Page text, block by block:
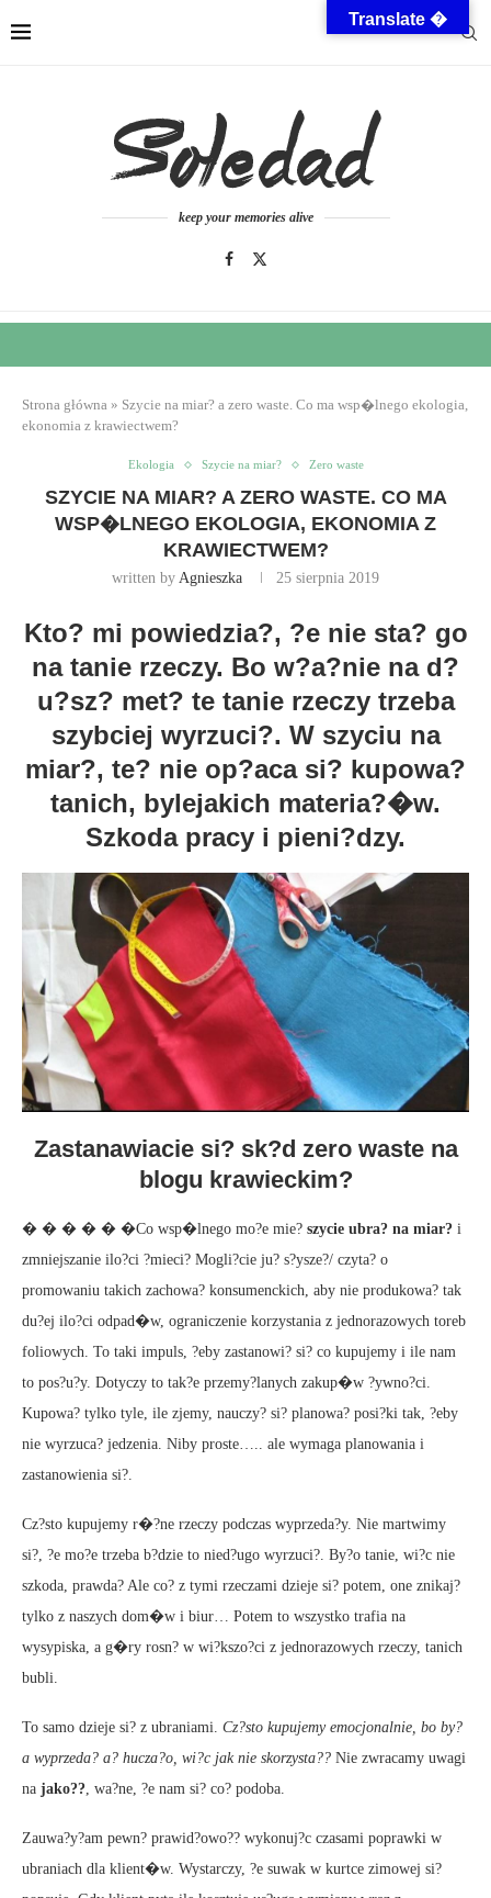
keep your memories alive
Strona główna » Szycie na miar? a zero waste. Co ma wsp�lnego ekologia,
ekonomia z krawiectwem?
Ekologia Szycie na miar? Zero waste
SZYCIE NA MIAR? A ZERO WASTE. CO MA
WSP�LNEGO EKOLOGIA, EKONOMIA Z
KRAWIECTWEM?
written by Agnieszka 25 sierpnia 2019
Kto? mi powiedzia?, ?e nie sta? go
na tanie rzeczy. Bo w?a?nie na d?
u?sz? met? te tanie rzeczy trzeba
szybciej wyrzuci?. W szyciu na
miar?, te? nie op?aca si? kupowa?
tanich, bylejakich materia?�w.
Szkoda pracy i pieni?dzy.
Zastanawiacie si? sk?d zero waste na
blogu krawieckim?
� � � � � �Co wsp�lnego mo?e mie? szycie ubra? na miar? i
zmniejszanie ilo?ci ?mieci? Mogli?cie ju? s?ysze?/ czyta? o
promowaniu takich zachowa? konsumenckich, aby nie produkowa? tak
du?ej ilo?ci odpad�w, ograniczenie korzystania z jednorazowych toreb
foliowych. To taki impuls, ?eby zastanowi? si? co kupujemy i ile nam
to pos?u?y. Dotyczy to tak?e przemy?lanych zakup�w ?ywno?ci.
Kupowa? tylko tyle, ile zjemy, nauczy? si? planowa? posi?ki tak, ?eby
nie wyrzuca? jedzenia. Niby proste….. ale wymaga planowania i
zastanowienia si?.
Cz?sto kupujemy r�?ne rzeczy podczas wyprzeda?y. Nie martwimy
si?, ?e mo?e trzeba b?dzie to nied?ugo wyrzuci?. By?o tanie, wi?c nie
szkoda, prawda? Ale co? z tymi rzeczami dzieje si? potem, one znikaj?
tylko z naszych dom�w i biur… Potem to wszystko trafia na
wysypiska, a g�ry rosn? w wi?kszo?ci z jednorazowych rzeczy, tanich
bubli.
To samo dzieje si? z ubraniami. Cz?sto kupujemy emocjonalnie, bo by?
a wyprzeda? a? hucza?o, wi?c jak nie skorzysta?? Nie zwracamy uwagi
na jako?? , wa?ne, ?e nam si? co? podoba.
Zauwa?y?am pewn? prawid?owo?? wykonuj?c czasami poprawki w
ubraniach dla klient�w. Wystarczy, ?e suwak w kurtce zimowej si?
Translate �